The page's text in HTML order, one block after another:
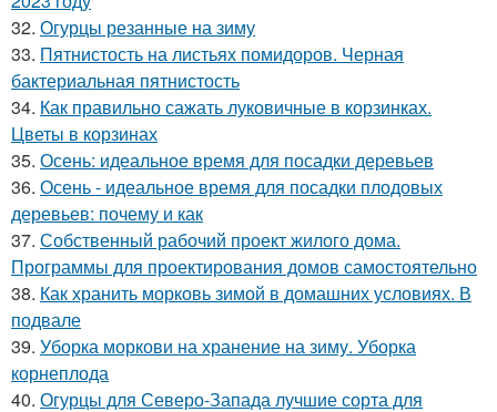
32. Огурцы резанные на зиму
33. Пятнистость на листьях помидоров. Черная
бактериальная пятнистость
34. Как правильно сажать луковичные в корзинках.
Цветы в корзинах
35. Осень: идеальное время для посадки деревьев
36. Осень - идеальное время для посадки плодовых
деревьев: почему и как
37. Собственный рабочий проект жилого дома.
Программы для проектирования домов самостоятельно
38. Как хранить морковь зимой в домашних условиях. В
подвале
39. Уборка моркови на хранение на зиму. Уборка
корнеплода
40. Огурцы для Северо-Запада лучшие сорта для